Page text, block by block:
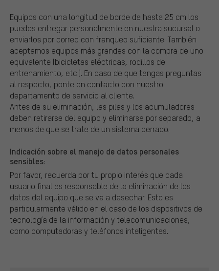
Equipos con una longitud de borde de hasta 25 cm los
puedes entregar personalmente en nuestra sucursal o
enviarlos por correo con franqueo suficiente. También
aceptamos equipos más grandes con la compra de uno
equivalente (bicicletas eléctricas, rodillos de
entrenamiento, etc.). En caso de que tengas preguntas
al respecto, ponte en contacto con nuestro
departamento de servicio al cliente.
Antes de su eliminación, las pilas y los acumuladores
deben retirarse del equipo y eliminarse por separado, a
menos de que se trate de un sistema cerrado.
Indicación sobre el manejo de datos personales
sensibles:
Por favor, recuerda por tu propio interés que cada
usuario final es responsable de la eliminación de los
datos del equipo que se va a desechar. Esto es
particularmente válido en el caso de los dispositivos de
tecnología de la información y telecomunicaciones,
como computadoras y teléfonos inteligentes.